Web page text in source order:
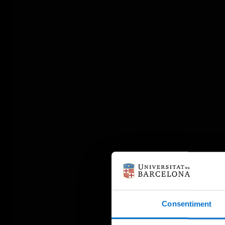
Consentiment